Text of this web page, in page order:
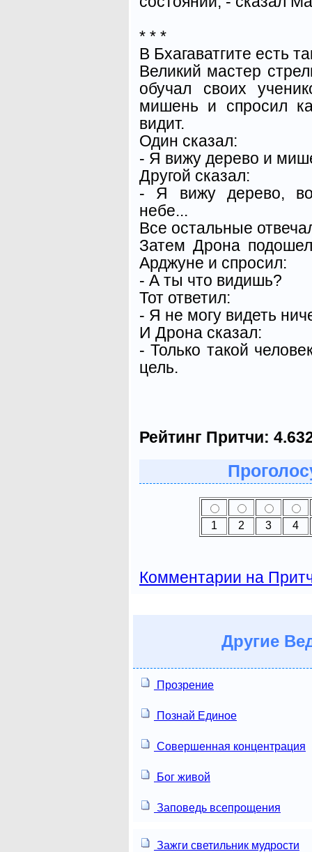
* * *
В Бхагаватгите есть
Великий мастер
обучал своих
мишень и спросил
видит.
Один сказал:
- Я вижу дерево и
Другой сказал:
- Я вижу дерево,
небе...
Все остальные
Затем Дрона
Арджуне и спросил:
- А ты что видишь?
Тот ответил:
- Я не могу видеть
И Дрона сказал:
- Только такой
цель.
Рейтинг Притчи:
1 2 3 4
Комментарии на
Другие
Прозрение
Познай Единое
Совершенная концентрация
Бог живой
Заповедь всепрощения
Зажги светильник мудрости